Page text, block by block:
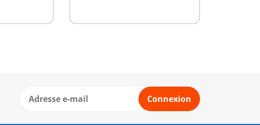
Connexion